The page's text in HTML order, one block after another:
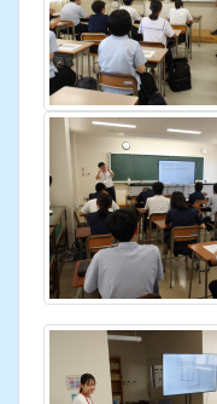
その後、申し込ん
熱心に先生方が教
ィアでサポートし